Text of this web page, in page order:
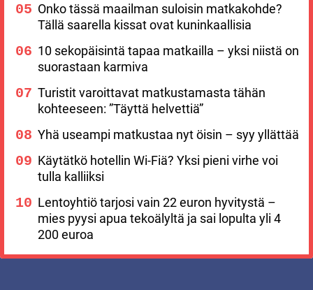
Onko tässä maailman suloisin matkakohde?
Tällä saarella kissat ovat kuninkaallisia
10 sekopäisintä tapaa matkailla – yksi niistä on
suorastaan karmiva
Turistit varoittavat matkustamasta tähän
kohteeseen: ”Täyttä helvettiä”
Yhä useampi matkustaa nyt öisin – syy yllättää
Käytätkö hotellin Wi-Fiä? Yksi pieni virhe voi
tulla kalliiksi
Lentoyhtiö tarjosi vain 22 euron hyvitystä –
mies pyysi apua tekoälyltä ja sai lopulta yli 4
200 euroa